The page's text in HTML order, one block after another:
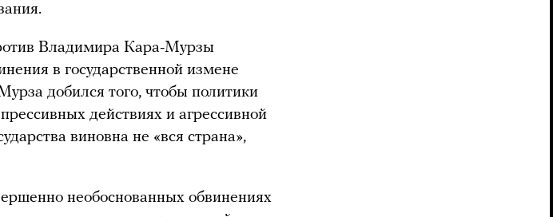
Владимира Кара-Мурзы
в государственной измене
добился того, чтобы политики
действиях и агрессивной
виновна не «вся страна»,
необоснованных обвинениях